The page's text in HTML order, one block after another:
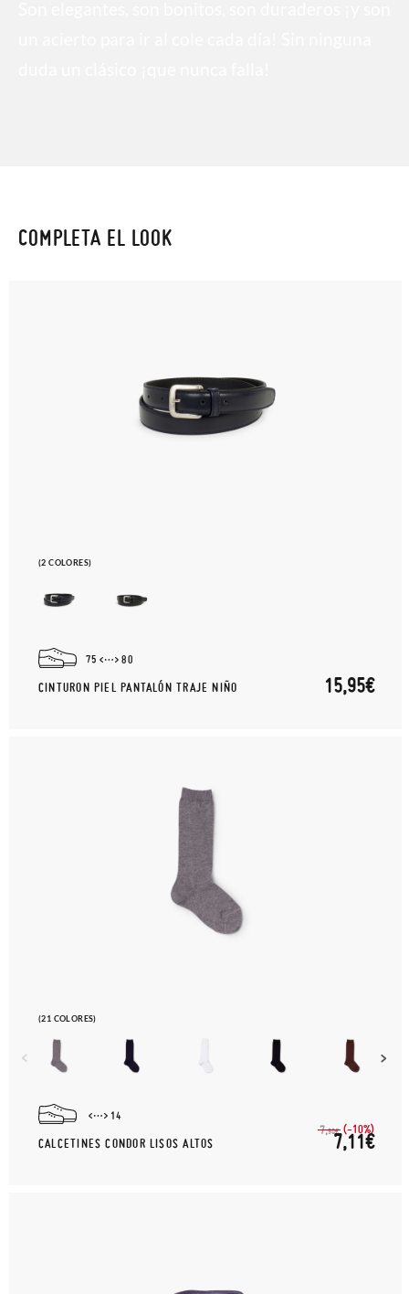
COMPLETA EL LOOK
(2 COLORES)
75 80
CINTURON PIEL PANTALÓN TRAJE NIÑO 15,95€
(21 COLORES)
14
CALCETINES CONDOR LISOS ALTOS
7,90€ (-10%)
7,11€